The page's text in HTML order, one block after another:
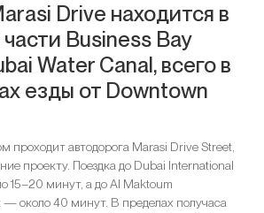
Drive находится в
Business Bay
Water Canal, всего в
езды от Downtown
проходит автодорога Marasi Drive Street,
проекту. Поездка до Dubai International
15–20 минут, а до Al Maktoum
около 40 минут. В пределах получаса